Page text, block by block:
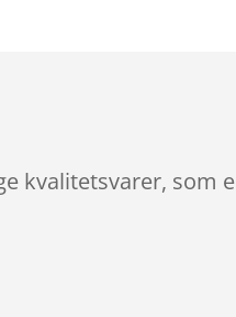
kvalitetsvarer, som